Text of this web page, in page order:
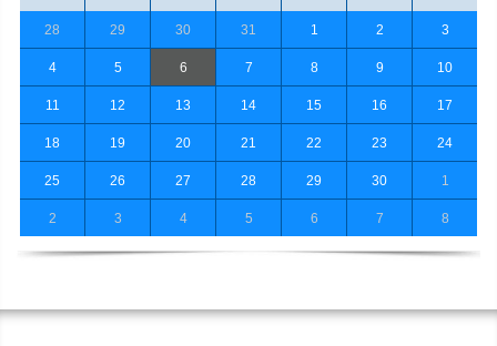
28 29 30 31 1 2 3
4 5 6 7 8 9 10
11 12 13 14 15 16 17
18 19 20 21 22 23 24
25 26 27 28 29 30 1
2 3 4 5 6 7 8